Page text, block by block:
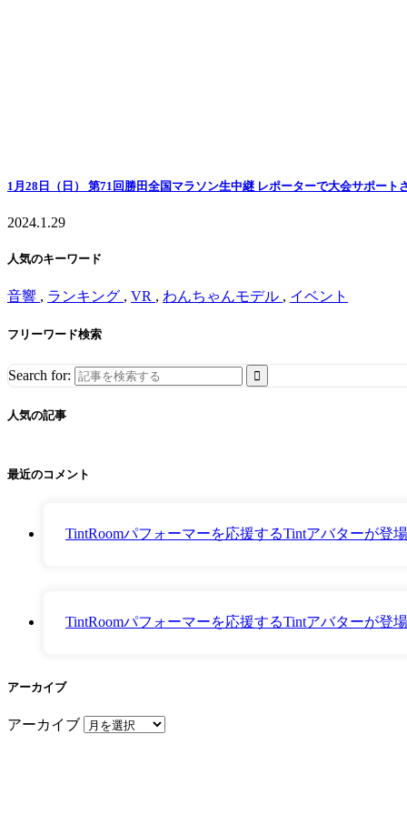
1月28日（日） 第71回勝田全国マラソン生中継 レポーターで大会サポート
2024.1.29
人気のキーワード
音響 , ランキング , VR , わんちゃんモデル , イベント
フリーワード検索
Search for:
人気の記事
最近のコメント
TintRoomパフォーマーを応援するTintアバターが登
TintRoomパフォーマーを応援するTintアバターが登
アーカイブ
アーカイブ